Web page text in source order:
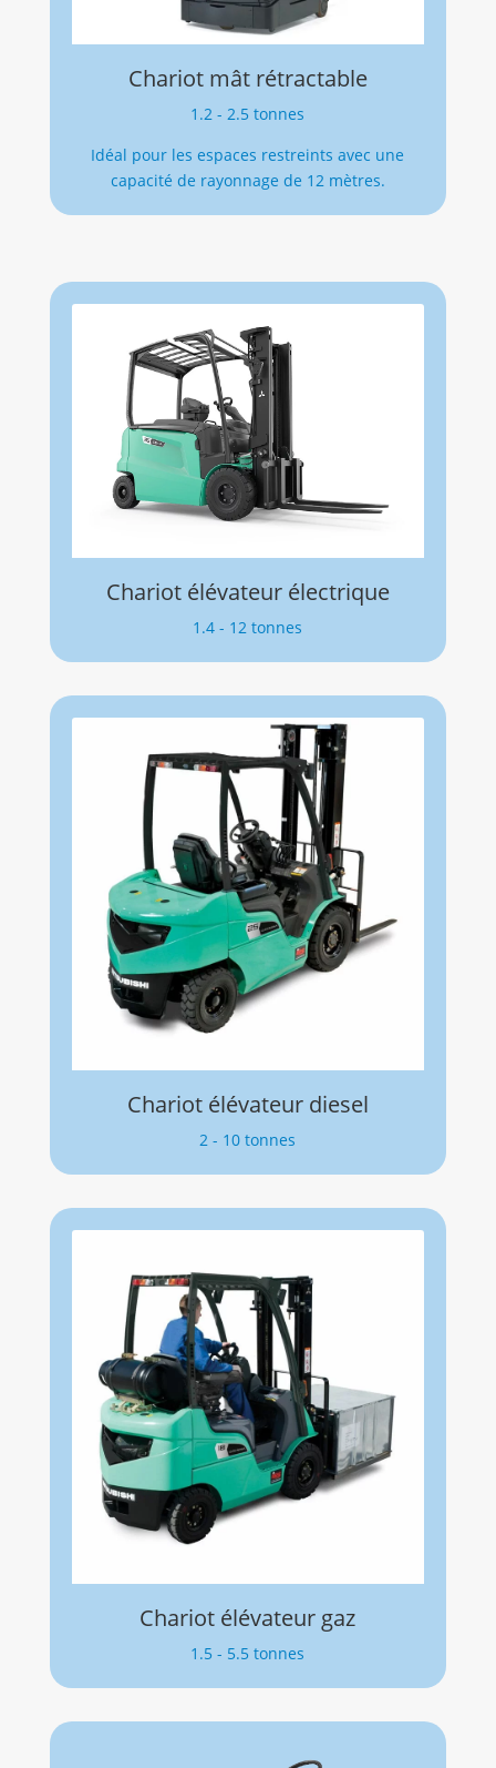
Chariot mât rétractable
1.2 - 2.5 tonnes
Idéal pour les espaces restreints avec une
capacité de rayonnage de 12 mètres.
Chariot élévateur électrique
1.4 - 12 tonnes
Chariot élévateur diesel
2 - 10 tonnes
Chariot élévateur gaz
1.5 - 5.5 tonnes